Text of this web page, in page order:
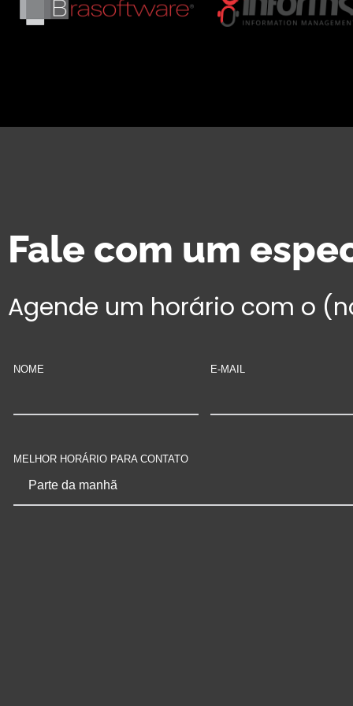
Fale com um
Agende um horário com o
NOME E-MAIL
MELHOR HORÁRIO PARA CONTATO